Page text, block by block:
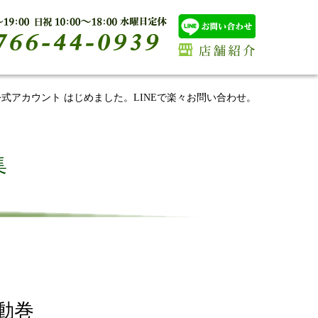
アカウント はじめました。LINEで楽々お問い合わせ。
巻